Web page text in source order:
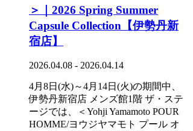
＞｜2026 Spring Summer
Capsule Collection【伊勢丹新
宿店】
2026.04.08 - 2026.04.14
4月8日(水)～4月14日(火)の期間中、
伊勢丹新宿店 メンズ館1階 ザ・ステ
ージでは、＜Yohji Yamamoto POUR
HOMME/ヨウジヤマモト プール オ